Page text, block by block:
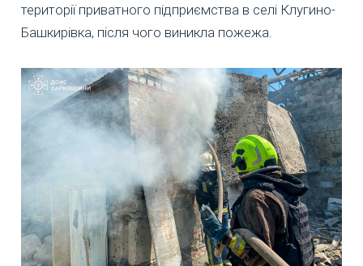
території приватного підприємства в селі Клугино-
Башкирівка, після чого виникла пожежа.